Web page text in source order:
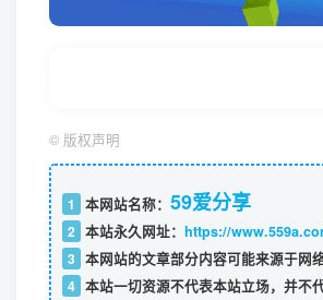
© 版权声明
1 本网站名称： 59爱分享
2 本站永久网址： https://
3 本网站的文章部分内容可能来源于网
4 本站一切资源不代表本站立场，并不